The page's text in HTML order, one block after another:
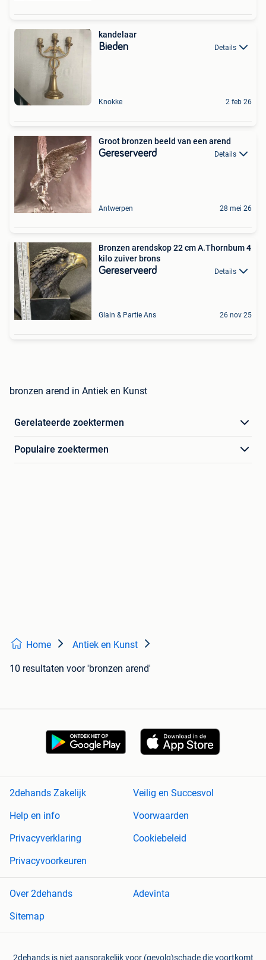
kandelaar
Bieden Details
Knokke 2 feb 26
Groot bronzen beeld van een arend
Gereserveerd Details
Antwerpen 28 mei 26
Bronzen arendskop 22 cm A.Thornbum 4
kilo zuiver brons
Gereserveerd Details
Glain & Partie Ans 26 nov 25
bronzen arend in Antiek en Kunst
Gerelateerde zoektermen
Populaire zoektermen
Home Antiek en Kunst
10 resultaten voor 'bronzen arend'
2dehands Zakelijk
Veilig en Succesvol
Help en info
Voorwaarden
Privacyverklaring
Cookiebeleid
Privacyvoorkeuren
Over 2dehands
Adevinta
Sitemap
2dehands is niet aansprakelijk voor (gevolg)schade die voortkomt